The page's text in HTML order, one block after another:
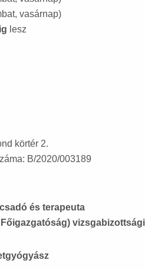
vasárnap)
lesz
körtér 2.
B/2020/003189
és terapeuta